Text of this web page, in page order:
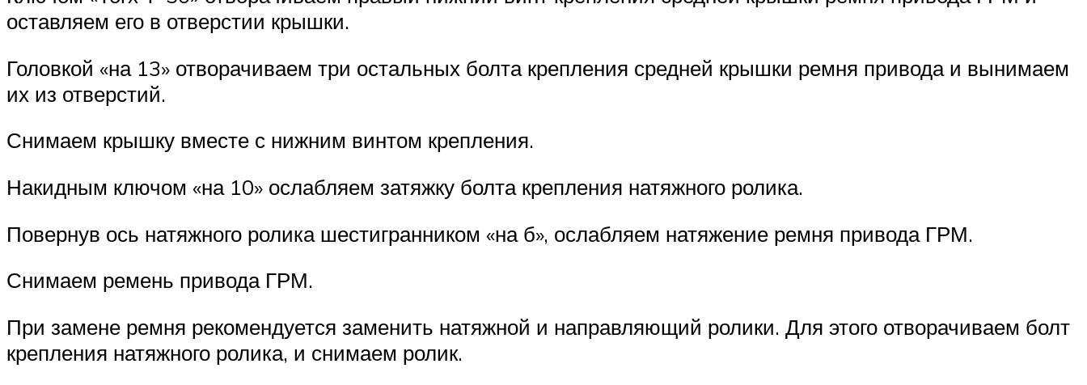
оставляем его в отверстии крышки.
Головкой «на 13» отворачиваем три остальных болта крепления средней крышки ремня привода и вынимаем
их из отверстий.
Снимаем крышку вместе с нижним винтом крепления.
Накидным ключом «на 10» ослабляем затяжку болта крепления натяжного ролика.
Повернув ось натяжного ролика шестигранником «на б», ослабляем натяжение ремня привода ГРМ.
Снимаем ремень привода ГРМ.
При замене ремня рекомендуется заменить натяжной и направляющий ролики. Для этого отворачиваем болт
крепления натяжного ролика, и снимаем ролик.